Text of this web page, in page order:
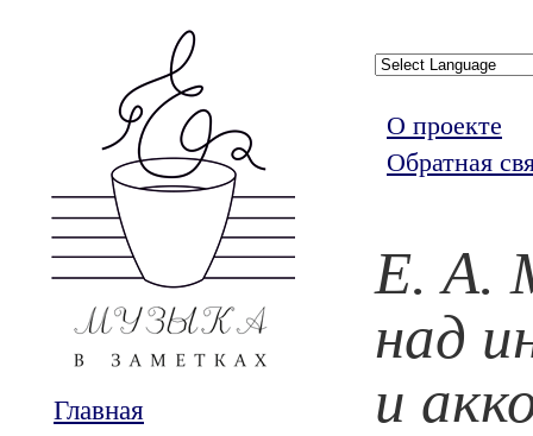
Главная
О проекте
Обратная
Е. А.
над
и